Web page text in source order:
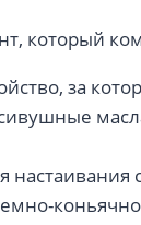
который
за
настаивания